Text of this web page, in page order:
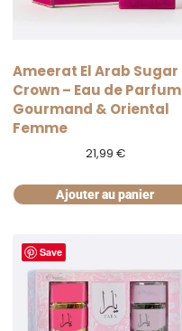
Ameerat El Arab Sugar
Crown – Eau de Parfum
Gourmand & Oriental
Femme
21,99 €
Ajouter au panier
Save